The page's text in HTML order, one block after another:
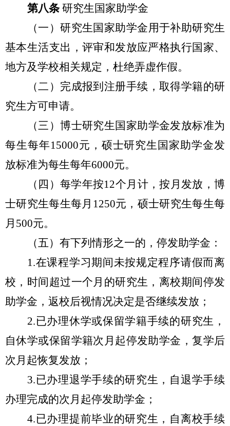
第八条 研究生国家助学金
（一）研究生国家助学金用于补助研究生
基本生活支出，评审和发放应严格执行国家、
地方及学校相关规定，杜绝弄虚作假。
（二）完成报到注册手续，取得学籍的研
究生方可申请。
（三）博士研究生国家助学金发放标准为
每生每年15000元，硕士研究生国家助学金发
放标准为每生每年6000元。
（四）每学年按12个月计，按月发放，博
士研究生每生每月1250元，硕士研究生每生每
月500元。
（五）有下列情形之一的，停发助学金：
1.在课程学习期间未按规定程序请假而离
校，时间超过一个月的研究生，离校期间停发
助学金，返校后视情况决定是否继续发放；
2.已办理休学或保留学籍手续的研究生，
自休学或保留学籍次月起停发助学金，复学后
次月起恢复发放；
3.已办理退学手续的研究生，自退学手续
办理完成的次月起停发助学金；
4.已办理提前毕业的研究生，自离校手续